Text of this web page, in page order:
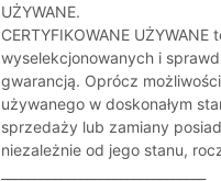
UŻYWANE.
CERTYFIKOWANE
wyselekcjonowanych i
gwarancją. Oprócz
używanego w doskonałym
sprzedaży lub zamiany
niezależnie od jego stanu,